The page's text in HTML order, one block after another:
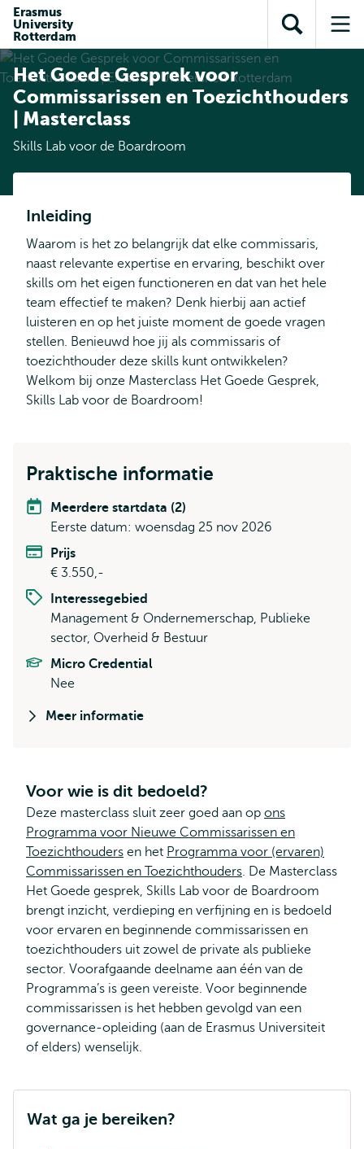
inhoud
gaan
gaan
Direct naar
subnavigatie
Erasmus
University
Rotterdam
Toon
zoekveld
Het Goede Gesprek voor
Commissarissen en Toezichthouders
| Masterclass
Skills Lab voor de Boardroom
Inleiding
Waarom is het zo belangrijk dat elke commissaris,
naast relevante expertise en ervaring, beschikt over
skills om het eigen functioneren en dat van het hele
team effectief te maken? Denk hierbij aan actief
luisteren en op het juiste moment de goede vragen
stellen. Benieuwd hoe jij als commissaris of
toezichthouder deze skills kunt ontwikkelen?
Welkom bij onze Masterclass Het Goede Gesprek,
Skills Lab voor de Boardroom!
Praktische informatie
Meerdere startdata (2)
Eerste datum: woensdag 25 nov 2026
Prijs
€ 3.550,-
Interessegebied
Management & Ondernemerschap, Publieke
sector, Overheid & Bestuur
Micro Credential
Nee
Meer informatie
Voor wie is dit bedoeld?
Deze masterclass sluit zeer goed aan op ons
Programma voor Nieuwe Commissarissen en
Toezichthouders en het Programma voor (ervaren)
Commissarissen en Toezichthouders. De Masterclass
Het Goede gesprek, Skills Lab voor de Boardroom
brengt inzicht, verdieping en verfijning en is bedoeld
voor ervaren en beginnende commissarissen en
toezichthouders uit zowel de private als publieke
sector. Voorafgaande deelname aan één van de
Programma’s is geen vereiste. Voor beginnende
commissarissen is het hebben gevolgd van een
governance-opleiding (aan de Erasmus Universiteit
of elders) wenselijk.
Wat ga je bereiken?